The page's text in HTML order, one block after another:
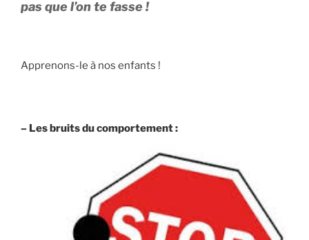
pas que l’on te fasse !
Apprenons-le à nos enfants !
– Les bruits du comportement :